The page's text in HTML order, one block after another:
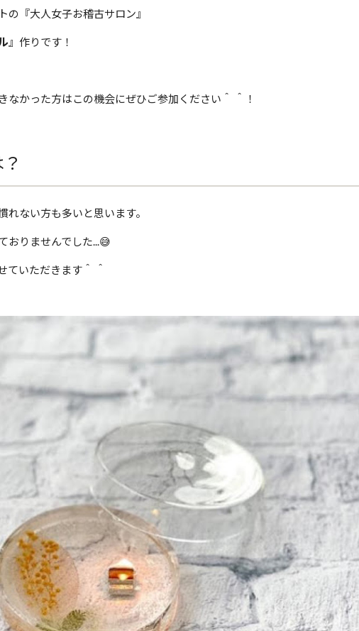
『大人女子お稽古サロン』
』作りです！
なかった方はこの機会にぜひご参加ください＾ ＾！
ない方も多いと思います。
おりませんでした...😅
ていただきます＾ ＾